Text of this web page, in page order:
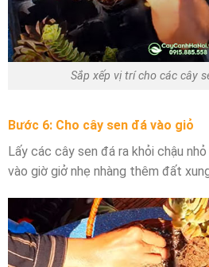
Sắp xếp vị trí cho các cây
Bước 6: Cho cây sen đá vào giỏ
Lấy các cây sen đá ra khỏi chậu
vào giờ giở nhẹ nhàng thêm đất